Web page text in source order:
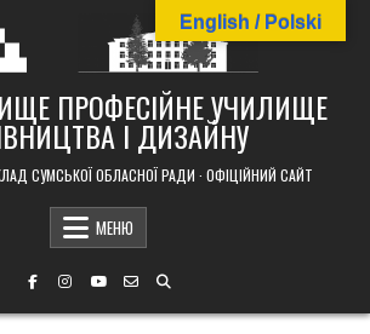
ПРОФЕСІЙНЕ УЧИЛИЩЕ
І ДИЗАЙНУ
СУМСЬКОЇ ОБЛАСНОЇ РАДИ · ОФІЦІЙНИЙ САЙТ
МЕНЮ
English / Polski